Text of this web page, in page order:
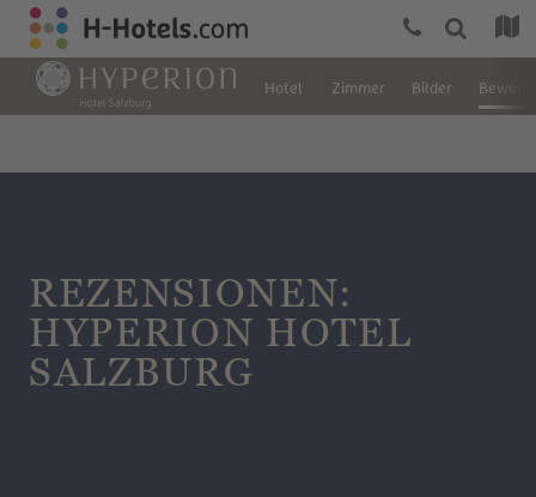
Hotel Zimmer Bilder
REZENSIONEN:
HYPERION HOTEL
SALZBURG